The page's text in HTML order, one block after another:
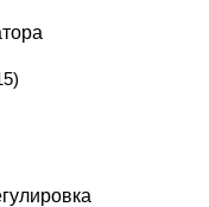
)